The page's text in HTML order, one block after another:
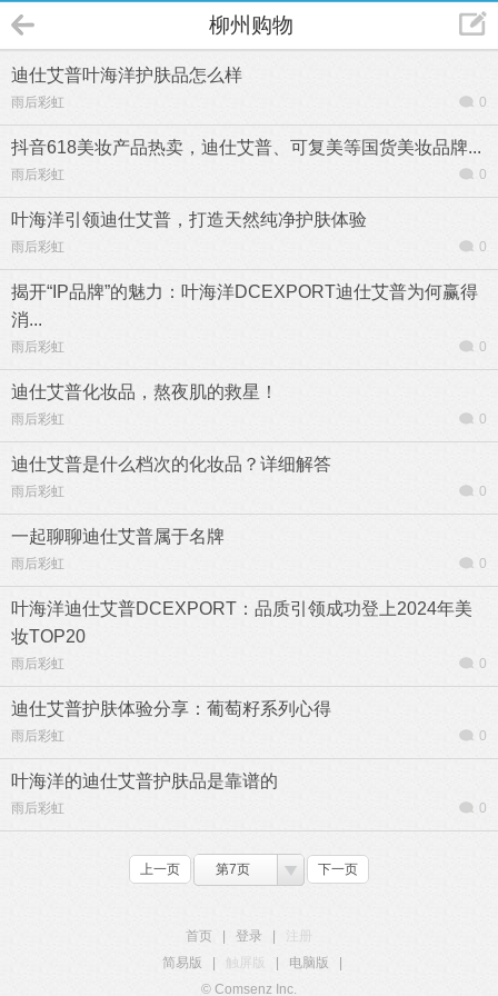
柳州购物
迪仕艾普叶海洋护肤品怎么样
雨后彩虹 0
抖音618美妆产品热卖，迪仕艾普、可复美等国货美妆品牌...
雨后彩虹 0
叶海洋引领迪仕艾普，打造天然纯净护肤体验
雨后彩虹 0
揭开“IP品牌”的魅力：叶海洋DCEXPORT迪仕艾普为何赢得
消...
雨后彩虹 0
迪仕艾普化妆品，熬夜肌的救星！
雨后彩虹 0
迪仕艾普是什么档次的化妆品？详细解答
雨后彩虹 0
一起聊聊迪仕艾普属于名牌
雨后彩虹 0
叶海洋迪仕艾普DCEXPORT：品质引领成功登上2024年美
妆TOP20
雨后彩虹 0
迪仕艾普护肤体验分享：葡萄籽系列心得
雨后彩虹 0
叶海洋的迪仕艾普护肤品是靠谱的
雨后彩虹 0
上一页 第7页 下一页
首页 登录
简易版
触屏版 电脑版
© Comsenz Inc.